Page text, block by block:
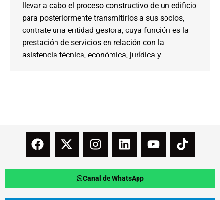
llevar a cabo el proceso constructivo de un edificio
para posteriormente transmitirlos a sus socios,
contrate una entidad gestora, cuya función es la
prestación de servicios en relación con la
asistencia técnica, económica, jurídica y…
Canal de WhatsApp